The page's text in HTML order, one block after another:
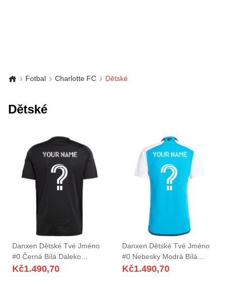
Fotbal Charlotte FC Dětské
Dětské
Danxen Dětské Tvé Jméno
#0 Černá Bílá Daleko
Hráčské Dresy 2025/26 Dres
Kč1.490,70
Danxen Dětské Tvé Jméno
#0 Nebesky Modrá Bílá
Domů Hráčské Dresy
Kč1.490,70